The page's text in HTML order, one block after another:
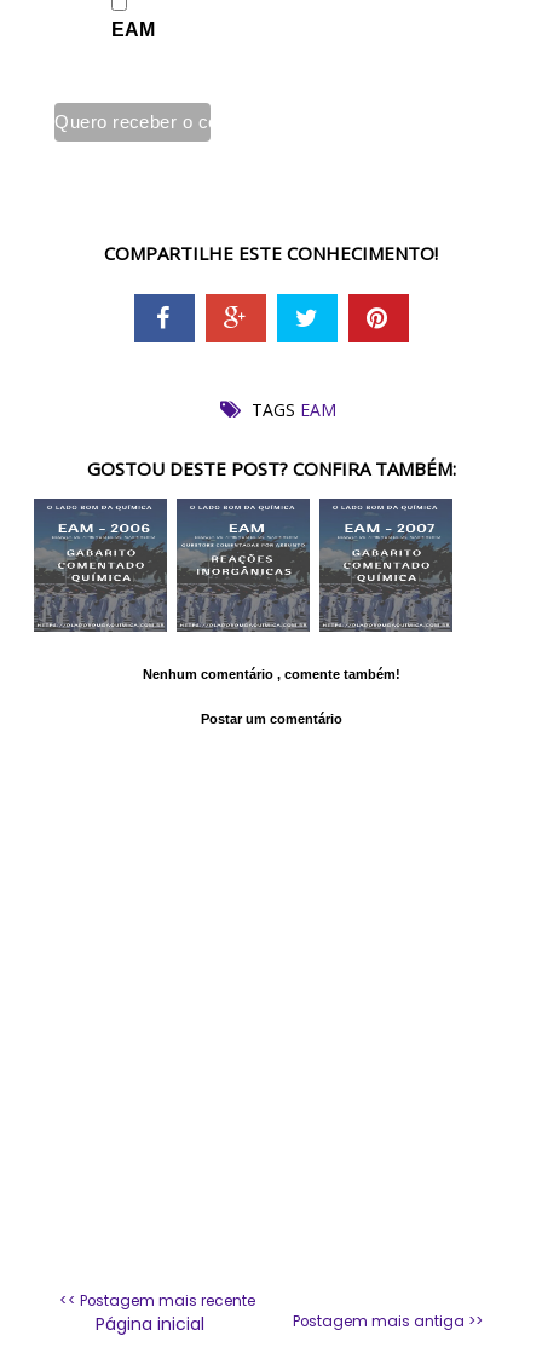
EAM
COMPARTILHE ESTE CONHECIMENTO!
TAGS EAM
GOSTOU DESTE POST? CONFIRA TAMBÉM:
Nenhum comentário , comente também!
Postar um comentário
<< Postagem mais recente
Postagem mais antiga >>
Página inicial